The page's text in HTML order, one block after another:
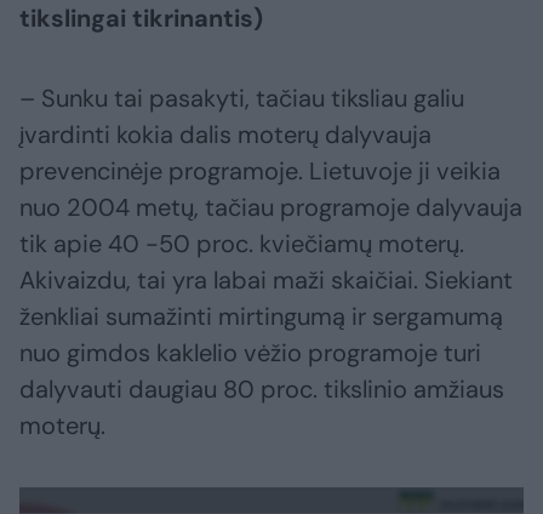
tikslingai tikrinantis)
– Sunku tai pasakyti, tačiau tiksliau galiu
įvardinti kokia dalis moterų dalyvauja
prevencinėje programoje. Lietuvoje ji veikia
nuo 2004 metų, tačiau programoje dalyvauja
tik apie 40 -50 proc. kviečiamų moterų.
Akivaizdu, tai yra labai maži skaičiai. Siekiant
ženkliai sumažinti mirtingumą ir sergamumą
nuo gimdos kaklelio vėžio programoje turi
dalyvauti daugiau 80 proc. tikslinio amžiaus
moterų.